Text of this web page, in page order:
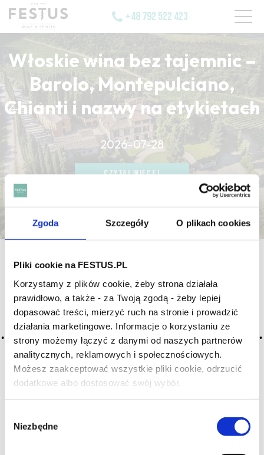
Zgoda Szczegóły O plikach cookies
Pliki cookie na FESTUS.PL
Korzystamy z plików cookie, żeby strona działała
prawidłowo, a także - za Twoją zgodą - żeby lepiej
dopasować treści, mierzyć ruch na stronie i prowadzić
działania marketingowe. Informacje o korzystaniu ze
strony możemy łączyć z danymi od naszych partnerów
analitycznych, reklamowych i społecznościowych.
Możesz zaakceptować wszystkie pliki cookie, odrzucić
dodatkowe albo dostosować swój wybór.
zgody
Niezbędne
Czy masz ukończone 18 lat?
+48 792 522 423
Włoskie wina bez tajemnic –
Barolo, Montepulciano,
Chianti i nazwy na etykietach
2026-07-28
CZYTAJ WIĘCEJ
CZYTAJ WIĘCEJ
CZYTAJ WIĘCEJ
Archiwum wpisów tagu:
dessicant
wysuszające usta
2016-05-10
wina pozostawiajace po degustacji suchość w ustach
przez nadmiar tanin, brak ciała lub przez swój